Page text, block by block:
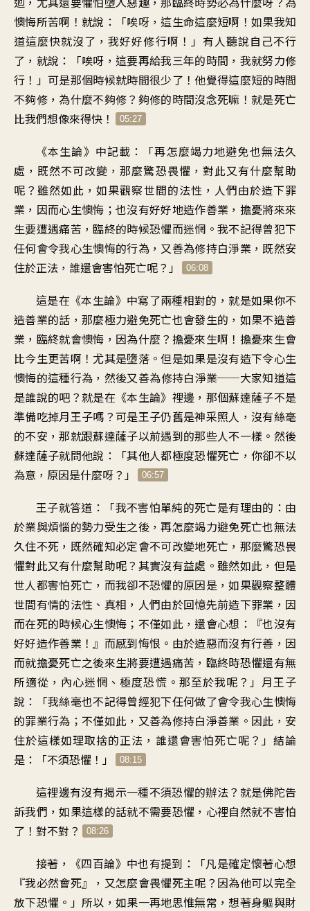
懊悔所苦啊 ！就說：「唉呀 ， 這生命這麼短啊 ！如果我知
道這麼快就沒了 ，我好好修行啊 ！」 有人聽說自己不行
了 ， 就說：「唉呀 ， 這要再給我三年的時間 ， 我就努力修
行 ！」 可是那個時候就時間很少了 ！他覺得這麼短的時間
不夠修 ， 為什麼不夠修？ 夠修的時間沒念死嘛 ！就是死亡
比我們想像來得快 ！ 05:27
《本生論》中記載 ：「再怎麼竭力地避免也無法久
處 ， 既然不可改變 ，那麼驚恐畏懼 ， 對此又有什麼幫助
呢 ？ 雖然如此 ，如果觀察世間的法性 ， 人們由於造下罪
業 ， 因而心生懊悔 ； 也沒有好好地造作善業 ， 擔憂將來來
生要遭遇痛苦 ，臨終的時候恐懼而迷惘 。我不記得曾犯下
任何會令我心生懊悔的行為 ， 又善為修持白淨業 ， 既然安
住於正法 ， 誰還會害怕死亡呢？」 06:08
這是在《本生論》中寫了兩種相對的 ，就是如果你不
造善業的話 ，那麼極力避免死亡也會發生的 ， 如果不造善
業 ， 臨終就會懊悔 ， 因為什麼？擔憂來生啊 ！ 擔憂來生會
比今生更苦啊 ！ 尤其是墮落 。但是如果是沒有造下令心生
懊悔的這種行為 ， 然後又善為修持白淨業──大家知道這
是誰說的吧 ？就是在《本生論》裡邊 ， 那個蘇達薩子不是
準備吃掉月王子嗎 ？ 可是王子仍舊是神采照人 ，沒有絲毫
的不安 ，那就跟蘇達薩子以前遇到的那些人不一樣 。 然後
蘇達薩子就問他說 ：「其他人都極度恐懼死亡 ，你卻不以
為意 ， 原因是什麼呀？」 06:57
王子就答道 ：「我不害怕單純的死亡是有理由的 ： 由
於業與煩惱的勢力受生之後 ，再怎麼竭力避免死亡也無法
久住不死 ， 既然確知必定會不可改變地死亡 ， 那麼驚恐畏
懼對此又有什麼幫助呢？ 其實沒有益處 。 雖然如此 ， 但是
世人都害怕死亡 ， 而我卻不恐懼的原因是 ，如果觀察整體
世間有情的法性、真相 ， 人們由於回憶先前造下罪業 ， 因
而在死的時候心生懊悔 ； 不僅如此，還會心想 ：『也沒有
好好造作善業 ！』 而感到悔恨 。 由於造惡而沒有行善 ， 因
而就擔憂死亡之後來生將要遭遇痛苦 ， 臨終時恐懼還有無
所適從 ， 內心迷惘、極度恐慌 。 那至於我呢 ？」 月王子
說 ：「我絲毫也不記得曾經犯下任何做了會令我心生懊悔
的罪業行為 ； 不僅如此 ， 又善為修持白淨善業 。 因此 ， 安
住於這樣如理取捨的正法 ， 誰還會害怕死亡呢 ？」 結論
是：「不須恐懼 ！」 08:15
這裡邊有沒有揭示一種不須恐懼的辦法？ 就是佛陀告
訴我們 ，如果這樣的話就不需要恐懼 ， 心裡自然就不害怕
了！對不對 ？ 08:26
接著，《四百論》中也有提到 ：「凡是確定懷著心想
『我必然會死』， 又怎麼會畏懼死主呢 ？ 因為他可以完全
放下恐懼 。」 所以，如果一再地思惟無常 ，想著身軀與財